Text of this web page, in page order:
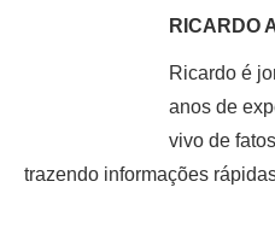
RICARDO
Ricardo é
anos de
vivo de
trazendo informações